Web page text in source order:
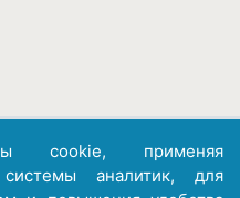
cookie, применяя
аналитик, для